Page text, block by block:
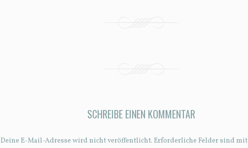
SCHREIBE EINEN KOMMENTAR
Deine E-Mail-Adresse wird nicht veröffentlicht. Erforderliche Felder sind mit